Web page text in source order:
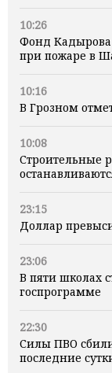
10:26
Фонд Кадырова
при пожаре в
10:16
В Грозном
10:08
Строительные
23:15
Доллар
23:06
В пяти школах
госпрограмме
22:30
Силы ПВО
последние